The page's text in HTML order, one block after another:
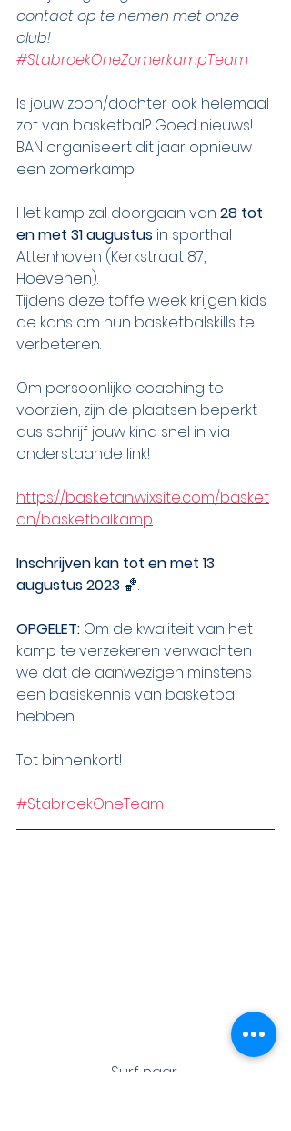
contact op te nemen met onze
club!
#StabroekOneZomerkampTeam
Is jouw zoon/dochter ook helemaal
zot van basketbal? Goed nieuws!
BAN organiseert dit jaar opnieuw
een zomerkamp.
Het kamp zal doorgaan van 28 tot
en met 31 augustus in sporthal
Attenhoven (Kerkstraat 87,
Hoevenen).
Tijdens deze toffe week krijgen kids
de kans om hun basketbalskills te
verbeteren.
Om persoonlijke coaching te
voorzien, zijn de plaatsen beperkt
dus schrijf jouw kind snel in via
onderstaande link!
https://basketan.wixsite.com/basket
an/basketbalkamp
Inschrijven kan tot en met 13
augustus 2023 🏀.
OPGELET: Om de kwaliteit van het
kamp te verzekeren verwachten
we dat de aanwezigen minstens
een basiskennis van basketbal
hebben.
Tot binnenkort!
#StabroekOneTeam
Surf naar